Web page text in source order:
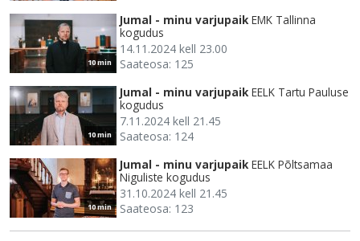
10 min
Jumal - minu varjupaik EMK Tallinna
kogudus
14.11.2024 kell 23.00
Saateosa: 125
10 min
Jumal - minu varjupaik EELK Tartu Pauluse
kogudus
7.11.2024 kell 21.45
Saateosa: 124
10 min
Jumal - minu varjupaik EELK Põltsamaa
Niguliste kogudus
31.10.2024 kell 21.45
Saateosa: 123